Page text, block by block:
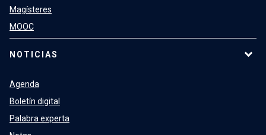
Magísteres
MOOC
NOTICIAS
Agenda
Boletín digital
Palabra experta